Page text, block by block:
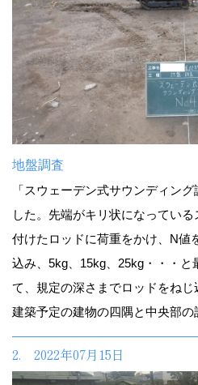
地盤調査
「スウェーデン式サウンディン
した。先端がキリ状になってい
付けたロッドに荷重をかけ、N値
込み、5kg、15kg、25kg・・・と
て、規定の深さまでロッドをねじ
建築予定の建物の四隅と中央部の
2. 2022年07月15日